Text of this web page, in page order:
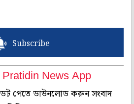
Subscribe
News App
পেতে ডাউনলোড করুন সংবাদ